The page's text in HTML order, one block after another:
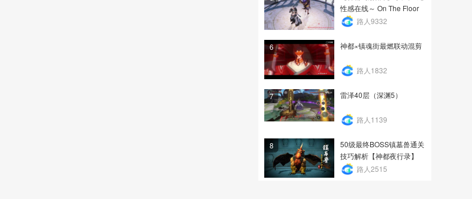
性感在线～ On The Floor
路人9332
6 神都×镇魂街最燃联动混剪
路人1832
7 雷泽40层（深渊5）
路人1139
8
50级最终BOSS镇墓兽通关
技巧解析【神都夜行录】
路人2515